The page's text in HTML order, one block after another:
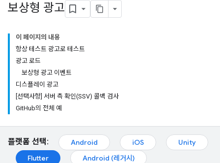
보상형 광고
이 페이지의 내용
항상 테스트 광고로 테스트
광고 로드
보상형 광고 이벤트
디스플레이 광고
[선택사항] 서버 측 확인(SSV) 콜백 검사
GitHub의 전체 예
플랫폼 선택: Android iOS
Unity
Flutter
Android (레거시)